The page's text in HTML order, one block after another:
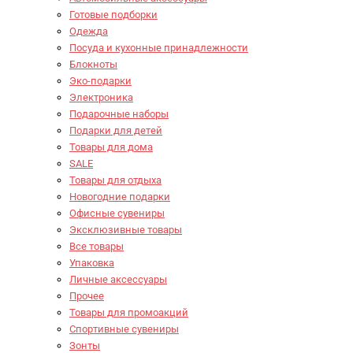
Готовые подборки
Одежда
Посуда и кухонные принадлежности
Блокноты
Эко-подарки
Электроника
Подарочные наборы
Подарки для детей
Товары для дома
SALE
Товары для отдыха
Новогодние подарки
Офисные сувениры
Эксклюзивные товары
Все товары
Упаковка
Личные аксессуары
Прочее
Товары для промоакций
Спортивные сувениры
Зонты